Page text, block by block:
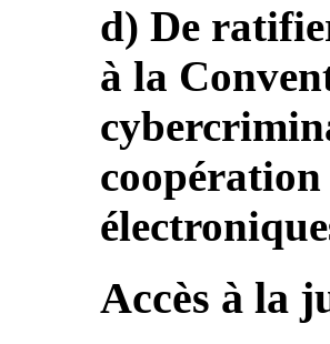
d) De
à la
Accès à la